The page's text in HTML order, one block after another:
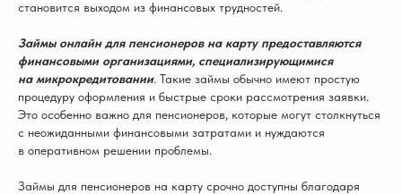
становится выходом из финансовых трудностей.
Займы онлайн для пенсионеров на карту предоставляются
финансовыми организациями, специализирующимися
на микрокредитовании. Такие займы обычно имеют простую
процедуру оформления и быстрые сроки рассмотрения заявки.
Это особенно важно для пенсионеров, которые могут столкнуться
с неожиданными финансовыми затратами и нуждаются
в оперативном решении проблемы.
Займы для пенсионеров на карту срочно доступны благодаря